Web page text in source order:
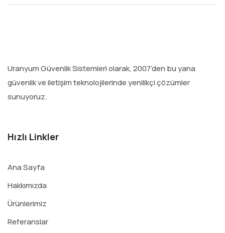
Uranyum Güvenlik Sistemleri olarak, 2007’den bu yana
güvenlik ve iletişim teknolojilerinde yenilikçi çözümler
sunuyoruz.
Hızlı Linkler
Ana Sayfa
Hakkımızda
Ürünlerimiz
Referanslar